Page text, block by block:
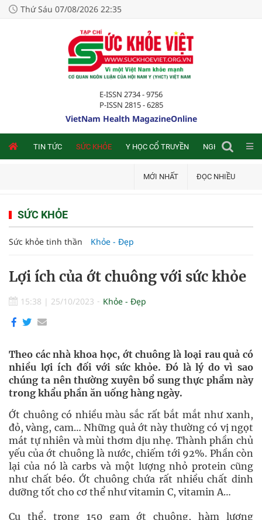
Thứ Sáu 07/08/2026 22:35
E-ISSN 2734 - 9756
P-ISSN 2815 - 6285
VietNam Health MagazineOnline
TIN TỨC SỨC KHỎE Y HỌC CỔ TRUYỀN NGHIÊN CỨU
MỚI NHẤT ĐỌC NHIỀU
SỨC KHỎE
Sức khỏe tinh thần Khỏe - Đẹp
Lợi ích của ớt chuông với sức khỏe
15:38 | 25/10/2023 Khỏe - Đẹp
Theo các nhà khoa học, ớt chuông là loại rau quả có
nhiều lợi ích đối với sức khỏe. Đó là lý do vì sao
chúng ta nên thường xuyên bổ sung thực phẩm này
trong khẩu phần ăn uống hàng ngày.
Ớt chuông có nhiều màu sắc rất bắt mắt như xanh,
đỏ, vàng, cam… Những quả ớt này thường có vị ngọt
mát tự nhiên và mùi thơm dịu nhẹ. Thành phần chủ
yếu của ớt chuông là nước, chiếm tới 92%. Phần còn
lại của nó là carbs và một lượng nhỏ protein cũng
như chất béo. Ớt chuông chứa rất nhiều chất dinh
dưỡng tốt cho cơ thể như vitamin C, vitamin A…
Cụ thể, trong 150 gam ớt chuông, hàm lượng